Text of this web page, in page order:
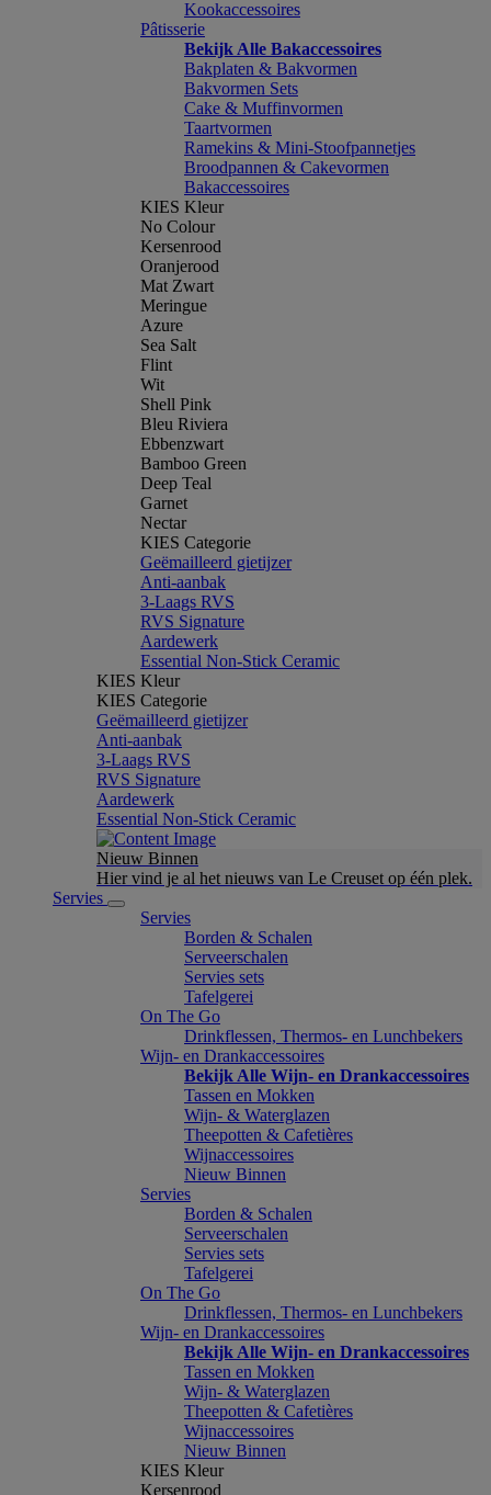
Kookaccessoires
Pâtisserie
Bekijk Alle Bakaccessoires
Bakplaten & Bakvormen
Bakvormen Sets
Cake & Muffinvormen
Taartvormen
Ramekins & Mini-Stoofpannetjes
Broodpannen & Cakevormen
Bakaccessoires
KIES Kleur
No Colour
Kersenrood
Oranjerood
Mat Zwart
Meringue
Azure
Sea Salt
Flint
Wit
Shell Pink
Bleu Riviera
Ebbenzwart
Bamboo Green
Deep Teal
Garnet
Nectar
KIES Categorie
Geëmailleerd gietijzer
Anti-aanbak
3-Laags RVS
RVS Signature
Aardewerk
Essential Non-Stick Ceramic
KIES Kleur
KIES Categorie
Geëmailleerd gietijzer
Anti-aanbak
3-Laags RVS
RVS Signature
Aardewerk
Essential Non-Stick Ceramic
Nieuw Binnen
Hier vind je al het nieuws van Le Creuset op één plek.
Servies
Servies
Borden & Schalen
Serveerschalen
Servies sets
Tafelgerei
On The Go
Drinkflessen, Thermos- en Lunchbekers
Wijn- en Drankaccessoires
Bekijk Alle Wijn- en Drankaccessoires
Tassen en Mokken
Wijn- & Waterglazen
Theepotten & Cafetières
Wijnaccessoires
Nieuw Binnen
Servies
Borden & Schalen
Serveerschalen
Servies sets
Tafelgerei
On The Go
Drinkflessen, Thermos- en Lunchbekers
Wijn- en Drankaccessoires
Bekijk Alle Wijn- en Drankaccessoires
Tassen en Mokken
Wijn- & Waterglazen
Theepotten & Cafetières
Wijnaccessoires
Nieuw Binnen
KIES Kleur
Kersenrood